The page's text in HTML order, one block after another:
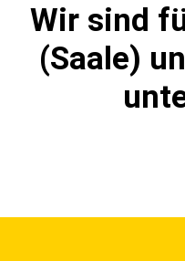
Wir sind
(Saale)